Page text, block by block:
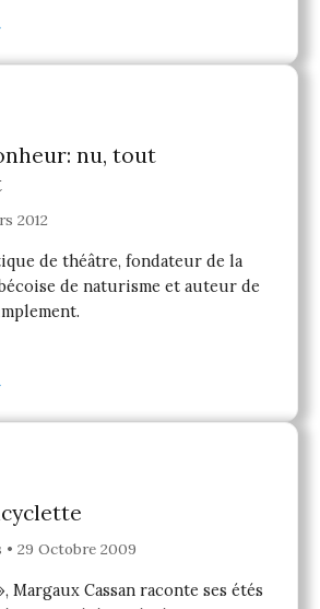
nu, tout
2012
de théâtre, fondateur de la
de naturisme et auteur de
29 Octobre 2009
Margaux Cassan raconte ses étés